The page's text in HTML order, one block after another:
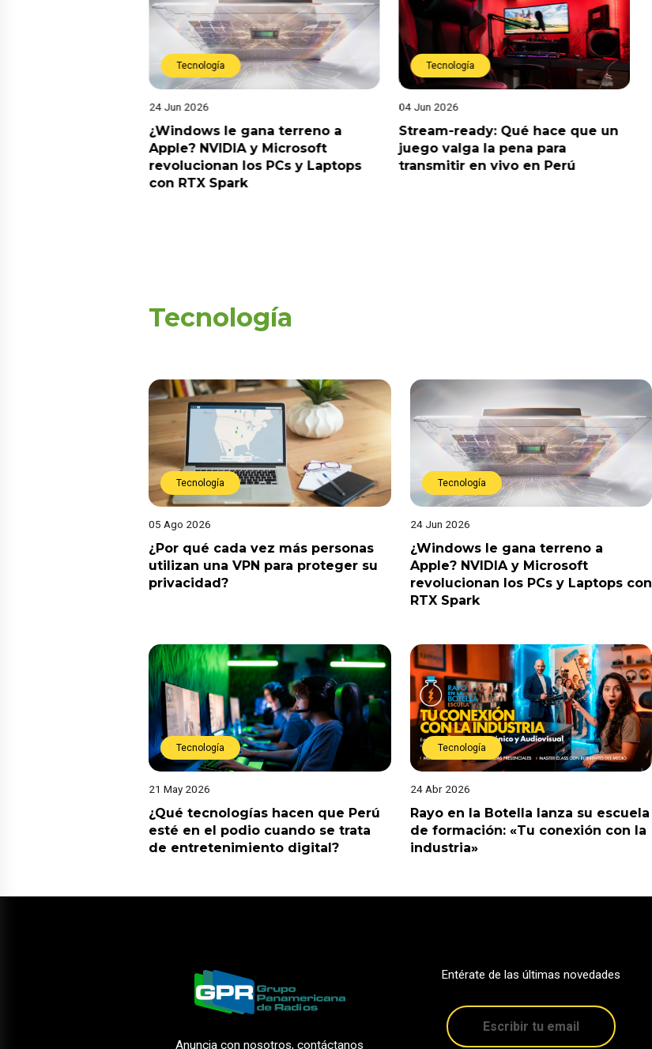
Tecnología
24 Jun 2026
¿Windows le gana terreno a
Apple? NVIDIA y Microsoft
revolucionan los PCs y Laptops
con RTX Spark
Tecnología
04 Jun 2026
Stream-ready: Qué hace que un
juego valga la pena para
transmitir en vivo en Perú
Tecnología
Tecnología
05 Ago 2026
¿Por qué cada vez más personas
utilizan una VPN para proteger su
privacidad?
Tecnología
24 Jun 2026
¿Windows le gana terreno a
Apple? NVIDIA y Microsoft
revolucionan los PCs y Laptops con
RTX Spark
Tecnología
21 May 2026
¿Qué tecnologías hacen que Perú
esté en el podio cuando se trata
de entretenimiento digital?
Tecnología
24 Abr 2026
Rayo en la Botella lanza su escuela
de formación: «Tu conexión con la
industria»
Anuncia con nosotros, contáctanos
Entérate de las últimas novedades